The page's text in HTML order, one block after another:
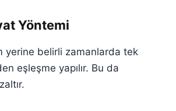
Yöntemi
yerine belirli zamanlarda tek
eşleşme yapılır. Bu da